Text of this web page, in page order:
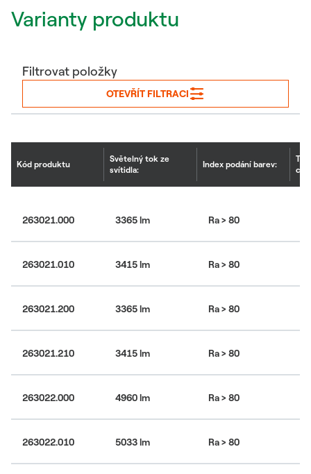
Varianty produktu
Filtrovat položky
OTEVŘÍT FILTRACI
Kód produktu
Světelný tok ze
svítidla:
Index podání barev:
263021.000 3365 lm Ra > 80
263021.010 3415 lm Ra > 80
263021.200 3365 lm Ra > 80
263021.210 3415 lm Ra > 80
263022.000 4960 lm Ra > 80
263022.010 5033 lm Ra > 80